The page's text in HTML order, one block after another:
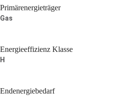
Primärenergieträger
Gas
Energieeffizienz Klasse
H
Endenergiebedarf